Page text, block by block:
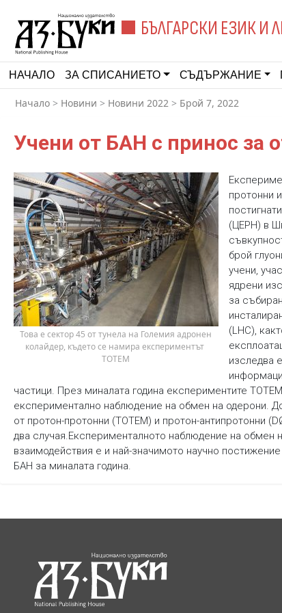
БЪЛГАРСКИ ЕЗИК И
НАЧАЛО ЗА СПИСАНИЕТО СЪДЪРЖАНИЕ
Начало > Новини > Новини 2022 > Брой 7, 2022
Учени от БАН с принос за
колайдер, където се намира експериментът
ТОТЕМ
протонни
(ЦЕРН) в
брой
учени,
ядрени
за
(LHC),
изследва
частици. През миналата година експериментите
експериментално наблюдение на обмен на одерони.
от протон-протонни (TOTEM) и протон-антипротонни
два случая.Експерименталното наблюдение на обмен
взаимодействия е и най-значимото научно
БАН за миналата година.